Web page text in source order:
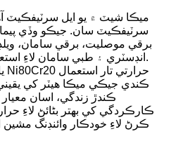
ميڪا شيٽ ۾ يو ايل سرٽيفڪيٽ
برقي موصليت، برقي سامان،
انڊسٽري ۽ طبي سامان لاءِ
ڪندي جيڪي ميڪا هيٽر کي يقيني
ڪندڙ زندگي، اسان
ڪارڪردگي کي بهتر بڻائڻ لاءِ
ڪرڻ لاءِ خودڪار وائنڊنگ مشين